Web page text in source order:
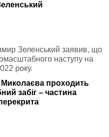
Зеленський заявив, що
наступу на
року.
Миколаєва проходить
забіг – частина